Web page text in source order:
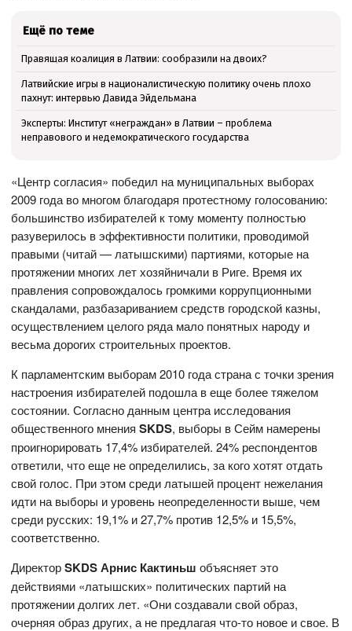
Ещё по теме
Правящая коалиция в Латвии: сообразили на двоих?
Латвийские игры в националистическую политику очень плохо
пахнут: интервью Давида Эйдельмана
Эксперты: Институт «неграждан» в Латвии – проблема
неправового и недемократического государства
«Центр согласия» победил на муниципальных выборах
2009 года во многом благодаря протестному голосованию:
большинство избирателей к тому моменту полностью
разуверилось в эффективности политики, проводимой
правыми (читай — латышскими) партиями, которые на
протяжении многих лет хозяйничали в Риге. Время их
правления сопровождалось громкими коррупционными
скандалами, разбазариванием средств городской казны,
осуществлением целого ряда мало понятных народу и
весьма дорогих строительных проектов.
К парламентским выборам 2010 года страна с точки зрения
настроения избирателей подошла в еще более тяжелом
состоянии. Согласно данным центра исследования
общественного мненияSKDS, выборы в Сейм намерены
проигнорировать 17,4% избирателей. 24% респондентов
ответили, что еще не определились, за кого хотят отдать
свой голос. При этом среди латышей процент нежелания
идти на выборы и уровень неопределенности выше, чем
среди русских: 19,1% и 27,7% против 12,5% и 15,5%,
соответственно.
ДиректорSKDS Арнис Кактиньш объясняет это
действиями «латышских» политических партий на
протяжении долгих лет. «Они создавали свой образ,
очерняя образ других, а не предлагая что-то новое и свое. В